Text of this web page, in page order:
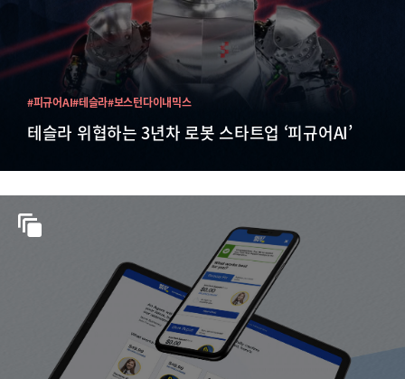
테슬라 위협하는 3년차 로봇 스타트업 ‘피규어AI’
#피규어AI#테슬라#보스턴다이내믹스